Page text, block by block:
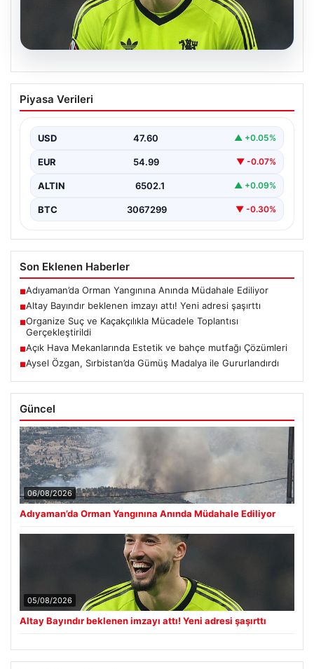
Altay Bayındır beklenen imzayı attı!
Yeni adresi şaşırttı
Piyasa Verileri
USD 47.60 ▲ +0.05%
EUR 54.99 ▼ -0.07%
ALTIN 6502.1 ▲ +0.09%
BTC 3067299 ▼ -0.30%
Son Eklenen Haberler
■Adıyaman’da Orman Yangınına Anında Müdahale Ediliyor
■Altay Bayındır beklenen imzayı attı! Yeni adresi şaşırttı
■Organize Suç ve Kaçakçılıkla Mücadele Toplantısı
Gerçekleştirildi
■Açık Hava Mekanlarında Estetik ve bahçe mutfağı Çözümleri
■Aysel Özgan, Sırbistan’da Gümüş Madalya ile Gururlandırdı
Güncel
06/08/2026
Adıyaman’da Orman Yangınına Anında Müdahale Ediliyor
05/08/2026
Altay Bayındır beklenen imzayı attı! Yeni adresi şaşırttı